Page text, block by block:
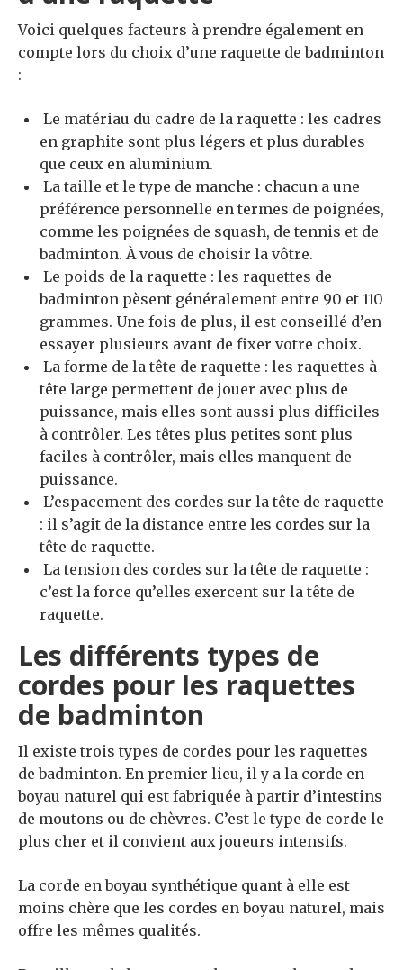
Voici quelques facteurs à prendre également en
compte lors du choix d’une raquette de badminton
:
Le matériau du cadre de la raquette : les cadres
en graphite sont plus légers et plus durables
que ceux en aluminium.
La taille et le type de manche : chacun a une
préférence personnelle en termes de poignées,
comme les poignées de squash, de tennis et de
badminton. À vous de choisir la vôtre.
Le poids de la raquette : les raquettes de
badminton pèsent généralement entre 90 et 110
grammes. Une fois de plus, il est conseillé d’en
essayer plusieurs avant de fixer votre choix.
La forme de la tête de raquette : les raquettes à
tête large permettent de jouer avec plus de
puissance, mais elles sont aussi plus difficiles
à contrôler. Les têtes plus petites sont plus
faciles à contrôler, mais elles manquent de
puissance.
L’espacement des cordes sur la tête de raquette
: il s’agit de la distance entre les cordes sur la
tête de raquette.
La tension des cordes sur la tête de raquette :
c’est la force qu’elles exercent sur la tête de
raquette.
Les différents types de
cordes pour les raquettes
de badminton
Il existe trois types de cordes pour les raquettes
de badminton. En premier lieu, il y a la corde en
boyau naturel qui est fabriquée à partir d’intestins
de moutons ou de chèvres. C’est le type de corde le
plus cher et il convient aux joueurs intensifs.
La corde en boyau synthétique quant à elle est
moins chère que les cordes en boyau naturel, mais
offre les mêmes qualités.